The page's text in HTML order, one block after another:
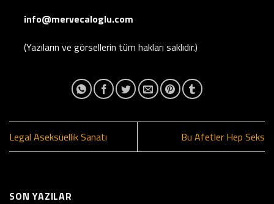
info@mervecaloglu.com
(Yazıların ve görsellerin tüm hakları saklıdır.)
Legal Aseksüellik Sanatı Bu Afetler Hep Seks
SON YAZILAR